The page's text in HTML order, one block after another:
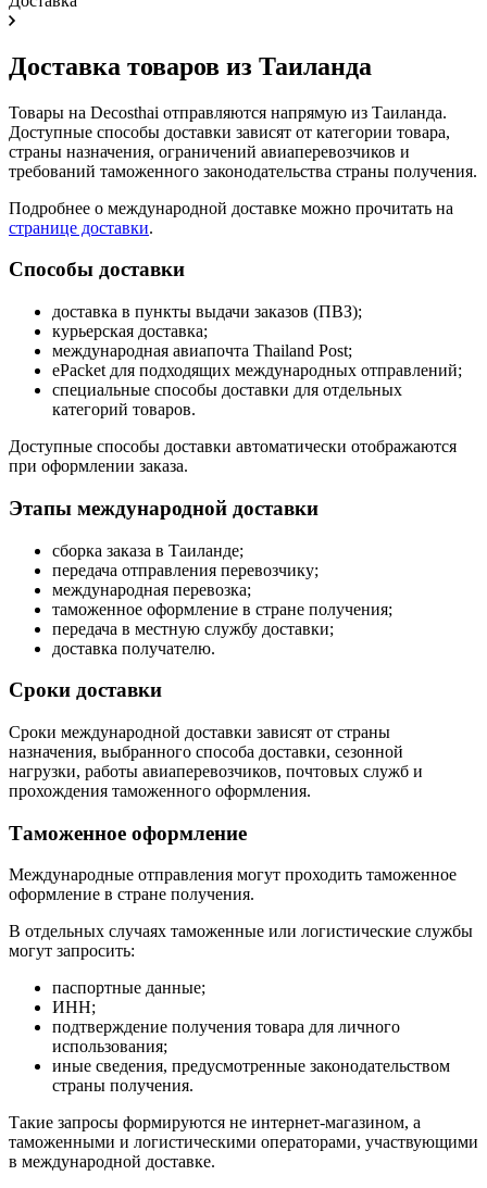
Доставка товаров из Таиланда
Товары на Decosthai отправляются напрямую из Таиланда.
Доступные способы доставки зависят от категории товара,
страны назначения, ограничений авиаперевозчиков и
требований таможенного законодательства страны получения.
Подробнее о международной доставке можно прочитать на
странице доставки.
Способы доставки
доставка в пункты выдачи заказов (ПВЗ);
курьерская доставка;
международная авиапочта Thailand Post;
ePacket для подходящих международных отправлений;
специальные способы доставки для отдельных
категорий товаров.
Доступные способы доставки автоматически отображаются
при оформлении заказа.
Этапы международной доставки
сборка заказа в Таиланде;
передача отправления перевозчику;
международная перевозка;
таможенное оформление в стране получения;
передача в местную службу доставки;
доставка получателю.
Сроки доставки
Сроки международной доставки зависят от страны
назначения, выбранного способа доставки, сезонной
нагрузки, работы авиаперевозчиков, почтовых служб и
прохождения таможенного оформления.
Таможенное оформление
Международные отправления могут проходить таможенное
оформление в стране получения.
В отдельных случаях таможенные или логистические службы
могут запросить:
паспортные данные;
ИНН;
подтверждение получения товара для личного
использования;
иные сведения, предусмотренные законодательством
страны получения.
Такие запросы формируются не интернет-магазином, а
таможенными и логистическими операторами, участвующими
в международной доставке.